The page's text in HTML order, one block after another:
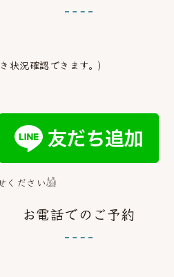
状況確認できます。)
ください𓀌
お電話でのご予約